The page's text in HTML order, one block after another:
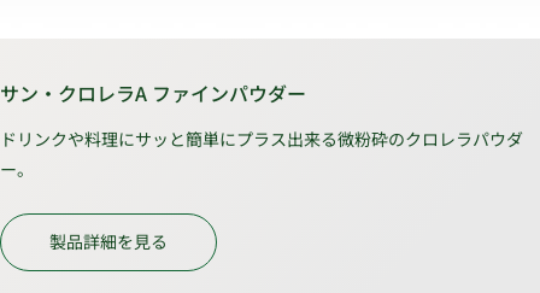
サン・クロレラA ファインパウダー
ドリンクや料理にサッと簡単にプラス出来る微粉砕のクロレラパウダ
ー。
製品詳細を見る